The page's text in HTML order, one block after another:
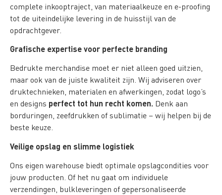
complete inkooptraject, van materiaalkeuze en e-proofing
tot de uiteindelijke levering in de huisstijl van de
opdrachtgever.
Grafische expertise voor perfecte branding
Bedrukte merchandise moet er niet alleen goed uitzien,
maar ook van de juiste kwaliteit zijn. Wij adviseren over
druktechnieken, materialen en afwerkingen, zodat logo’s
en designs perfect tot hun recht komen. Denk aan
borduringen, zeefdrukken of sublimatie – wij helpen bij de
beste keuze.
Veilige opslag en slimme logistiek
Ons eigen warehouse biedt optimale opslagcondities voor
jouw producten. Of het nu gaat om individuele
verzendingen, bulkleveringen of gepersonaliseerde